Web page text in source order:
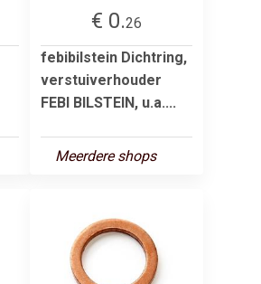
€ 0.26
febibilstein Dichtring,
verstuiverhouder
FEBI BILSTEIN, u.a....
Meerdere shops